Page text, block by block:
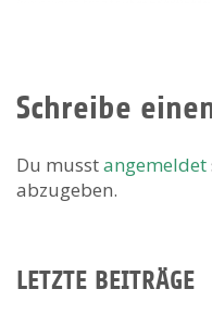
Schreibe
Du musstangemeldet
abzugeben.
LETZTE BEITRÄGE